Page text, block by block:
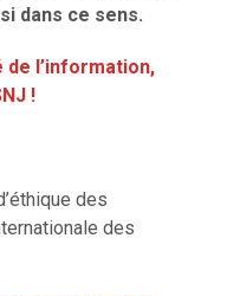
dans ce sens.
de l’information,
!
des
des